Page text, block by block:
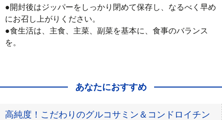
●開封後はジッパーをしっかり閉めて保存し、なるべく早め
にお召し上がりください。
●食生活は、主食、主菜、副菜を基本に、食事のバランス
を。
あなたにおすすめ
高純度！こだわりのグルコサミン＆コンドロイチン